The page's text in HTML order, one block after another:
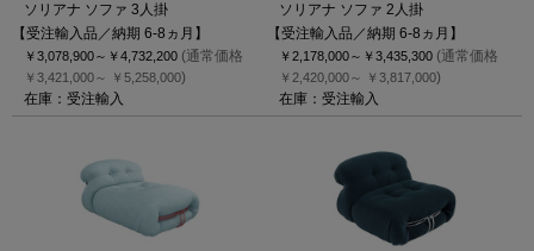
ソリアナ ソファ 3人掛
【受注輸入品／納期 6-8ヵ月】
￥3,078,900～ ￥4,732,200 (通常価格
￥3,421,000～ ￥5,258,000)
在庫：受注輸入
ソリアナ ソファ 2人掛
【受注輸入品／納期 6-8ヵ月】
￥2,178,000～ ￥3,435,300 (通常価格
￥2,420,000～ ￥3,817,000)
在庫：受注輸入